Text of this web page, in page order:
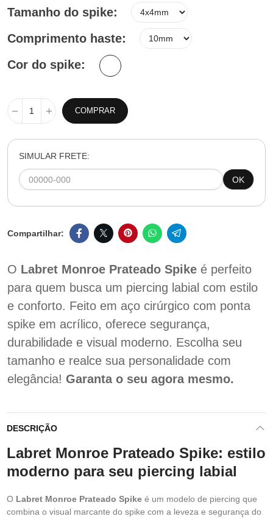
Tamanho do spike
Comprimento haste
Cor do spike
COMPRAR
SIMULAR FRETE:
OK
O Labret Monroe Prateado Spike é perfeito
para quem busca um piercing labial com estilo
e conforto. Feito em aço cirúrgico com ponta
spike em acrílico, oferece segurança,
durabilidade e visual moderno. Escolha seu
tamanho e realce sua personalidade com
elegância! Garanta o seu agora mesmo.
DESCRIÇÃO
Labret Monroe Prateado Spike: estilo
moderno para seu piercing labial
O Labret Monroe Prateado Spike é um modelo de piercing que
combina o visual marcante do spike com a leveza e segurança do